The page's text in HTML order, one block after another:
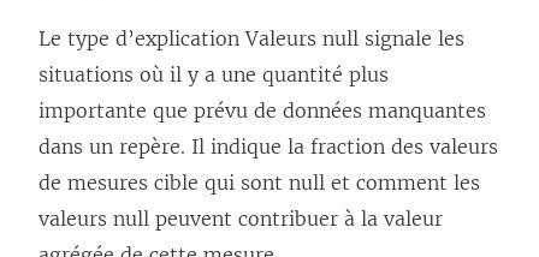
Le type d’explication Valeurs null signale les
situations où il y a une quantité plus
importante que prévu de données manquantes
dans un repère. Il indique la fraction des valeurs
de mesures cible qui sont null et comment les
valeurs null peuvent contribuer à la valeur